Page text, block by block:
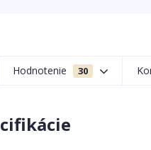
Hodnotenie 30